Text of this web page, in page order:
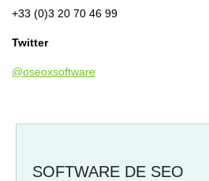
+33 (0)3 20 70 46 99
Twitter
@oseoxsoftware
SOFTWARE DE SEO